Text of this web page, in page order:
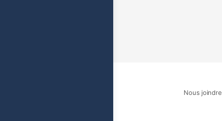
Nous joindre